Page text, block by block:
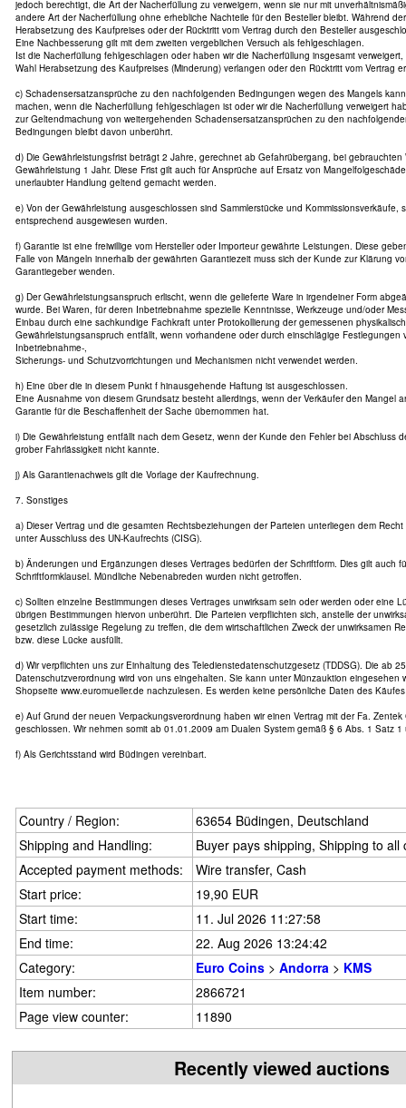
jedoch berechtigt, die Art der Nacherfüllung zu verweigern, wenn sie nur mit
andere Art der Nacherfüllung ohne erhebliche Nachteile für den Besteller bleibt. Während
Herabsetzung des Kaufpreises oder der Rücktritt vom Vertrag durch den Besteller
Eine Nachbesserung gilt mit dem zweiten vergeblichen Versuch als fehlgeschlagen.
Ist die Nacherfüllung fehlgeschlagen oder haben wir die Nacherfüllung insgesamt
Wahl Herabsetzung des Kaufpreises (Minderung) verlangen oder den Rücktritt vom Vertrag
c) Schadensersatzansprüche zu den nachfolgenden Bedingungen wegen des Mangels
machen, wenn die Nacherfüllung fehlgeschlagen ist oder wir die Nacherfüllung verweigert
zur Geltendmachung von weitergehenden Schadensersatzansprüchen zu den
Bedingungen bleibt davon unberührt.
d) Die Gewährleistungsfrist beträgt 2 Jahre, gerechnet ab Gefahrübergang, bei gebrauchten
Gewährleistung 1 Jahr. Diese Frist gilt auch für Ansprüche auf Ersatz von
unerlaubter Handlung geltend gemacht werden.
e) Von der Gewährleistung ausgeschlossen sind Sammlerstücke und Kommissionsverkäufe,
entsprechend ausgewiesen wurden.
f) Garantie ist eine freiwillige vom Hersteller oder Importeur gewährte Leistungen. Diese
Falle von Mängeln innerhalb der gewährten Garantiezeit muss sich der Kunde zur Klärung
Garantiegeber wenden.
g) Der Gewährleistungsanspruch erlischt, wenn die gelieferte Ware in irgendeiner Form
wurde. Bei Waren, für deren Inbetriebnahme spezielle Kenntnisse, Werkzeuge und/oder
Einbau durch eine sachkundige Fachkraft unter Protokollierung der gemessenen
Gewährleistungsanspruch entfällt, wenn vorhandene oder durch einschlägige Festlegungen
Inbetriebnahme-,
Sicherungs- und Schutzvorrichtungen und Mechanismen nicht verwendet werden.
h) Eine über die in diesem Punkt f hinausgehende Haftung ist ausgeschlossen.
Eine Ausnahme von diesem Grundsatz besteht allerdings, wenn der Verkäufer den Mangel
Garantie für die Beschaffenheit der Sache übernommen hat.
i) Die Gewährleistung entfällt nach dem Gesetz, wenn der Kunde den Fehler bei Abschluss
grober Fahrlässigkeit nicht kannte.
j) Als Garantienachweis gilt die Vorlage der Kaufrechnung.
7. Sonstiges
a) Dieser Vertrag und die gesamten Rechtsbeziehungen der Parteien unterliegen dem
unter Ausschluss des UN-Kaufrechts (CISG).
b) Änderungen und Ergänzungen dieses Vertrages bedürfen der Schriftform. Dies gilt auch
Schriftformklausel. Mündliche Nebenabreden wurden nicht getroffen.
c) Sollten einzelne Bestimmungen dieses Vertrages unwirksam sein oder werden oder eine
übrigen Bestimmungen hiervon unberührt. Die Parteien verpflichten sich, anstelle der
gesetzlich zulässige Regelung zu treffen, die dem wirtschaftlichen Zweck der unwirksamen
bzw. diese Lücke ausfüllt.
d) Wir verpflichten uns zur Einhaltung des Teledienstedatenschutzgesetz (TDDSG). Die ab
Datenschutzverordnung wird von uns eingehalten. Sie kann unter Münzauktion eingesehen
Shopseite www.euromueller.de nachzulesen. Es werden keine persönliche Daten des
e) Auf Grund der neuen Verpackungsverordnung haben wir einen Vertrag mit der Fa. Zentek
geschlossen. Wir nehmen somit ab 01.01.2009 am Dualen System gemäß § 6 Abs. 1 Satz
f) Als Gerichtsstand wird Büdingen vereinbart.
Country / Region:
63654 Büdingen, Deutschland
Shipping and Handling:
Buyer pays shipping, Shipping to
Accepted payment methods:
Wire transfer, Cash
Start price:
19,90 EUR
Start time:
11. Jul 2026 11:27:58
End time:
22. Aug 2026 13:24:42
Category:
Euro Coins > Andorra > KMS
Item number:
2866721
Page view counter:
11890
Recently viewed auctions